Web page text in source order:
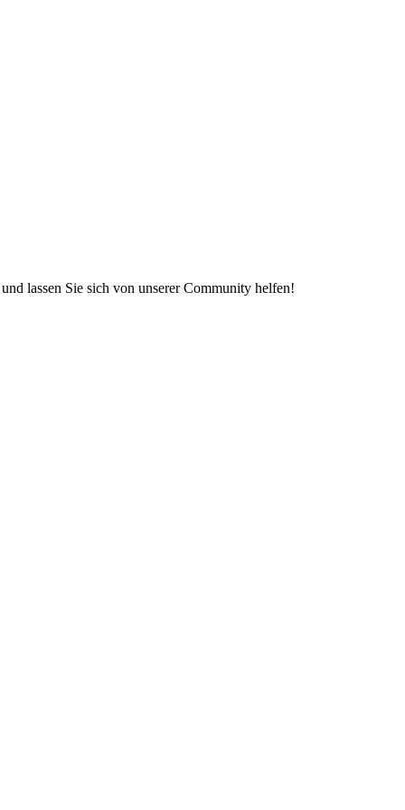
lassen Sie sich von unserer Community helfen!